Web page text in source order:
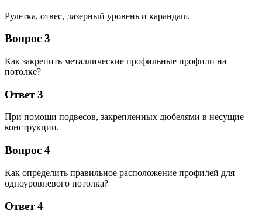
Рулетка, отвес, лазерный уровень и карандаш.
Вопрос 3
Как закрепить металлические профильные профили на
потолке?
Ответ 3
При помощи подвесов, закрепленных дюбелями в несущие
конструкции.
Вопрос 4
Как определить правильное расположение профилей для
одноуровневого потолка?
Ответ 4